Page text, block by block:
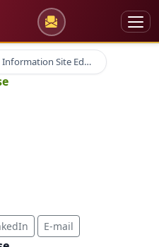
Information Site Educh.ch
E-mail